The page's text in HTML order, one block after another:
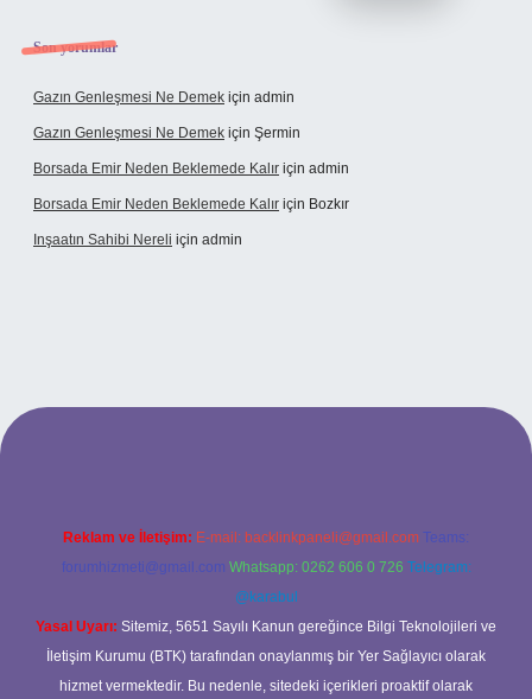
Son yorumlar
Gazın Genleşmesi Ne Demek için admin
Gazın Genleşmesi Ne Demek için Şermin
Borsada Emir Neden Beklemede Kalır için admin
Borsada Emir Neden Beklemede Kalır için Bozkır
Inşaatın Sahibi Nereli için admin
Reklam ve İletişim: E-mail: backlinkpaneli@gmail.com Teams:
forumhizmeti@gmail.com Whatsapp: 0262 606 0 726 Telegram:
@karabul
Yasal Uyarı: Sitemiz, 5651 Sayılı Kanun gereğince Bilgi Teknolojileri ve
İletişim Kurumu (BTK) tarafından onaylanmış bir Yer Sağlayıcı olarak
hizmet vermektedir. Bu nedenle, sitedeki içerikleri proaktif olarak